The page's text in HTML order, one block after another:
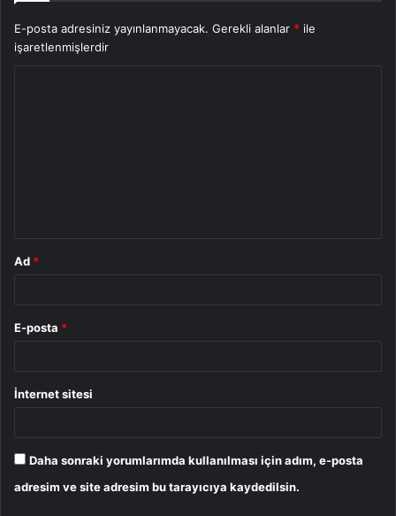
E-posta adresiniz yayınlanmayacak. Gerekli alanlar * ile
işaretlenmişlerdir
Ad *
E-posta *
İnternet sitesi
Daha sonraki yorumlarımda kullanılması için adım, e-posta
adresim ve site adresim bu tarayıcıya kaydedilsin.